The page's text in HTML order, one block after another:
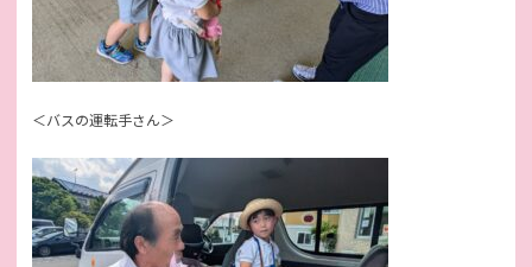
＜バスの運転手さん＞